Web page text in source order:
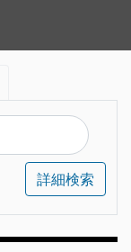
詳細検索